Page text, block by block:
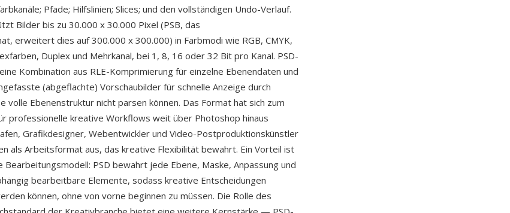
Pfade; Hilfslinien; Slices; und den vollständigen Undo-Verlauf.
Bilder bis zu 30.000 x 30.000 Pixel (PSB, das
erweitert dies auf 300.000 x 300.000) in Farbmodi wie RGB, CMYK,
Duplex und Mehrkanal, bei 1, 8, 16 oder 32 Bit pro Kanal. PSD-
Kombination aus RLE-Komprimierung für einzelne Ebenendaten und
(abgeflachte) Vorschaubilder für schnelle Anzeige durch
volle Ebenenstruktur nicht parsen können. Das Format hat sich zum
professionelle kreative Workflows weit über Photoshop hinaus
Grafikdesigner, Webentwickler und Video-Postproduktionskünstler
als Arbeitsformat aus, das kreative Flexibilität bewahrt. Ein Vorteil ist
PSD bewahrt jede Ebene, Maske, Anpassung und
bearbeitbare Elemente, sodass kreative Entscheidungen
können, ohne von vorne beginnen zu müssen. Die Rolle des